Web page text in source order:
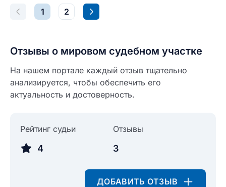
1 2
Отзывы о мировом судебном участке
На нашем портале каждый отзыв тщательно
анализируется, чтобы обеспечить его
актуальность и достоверность.
Рейтинг судьи
4
Отзывы
3
ДОБАВИТЬ ОТЗЫВ
разрешить публикацию отзыва
ОСТАВИТЬ ОТЗЫВ